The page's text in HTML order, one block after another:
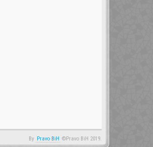
By Pravo BiH ©Pravo BiH 2019.